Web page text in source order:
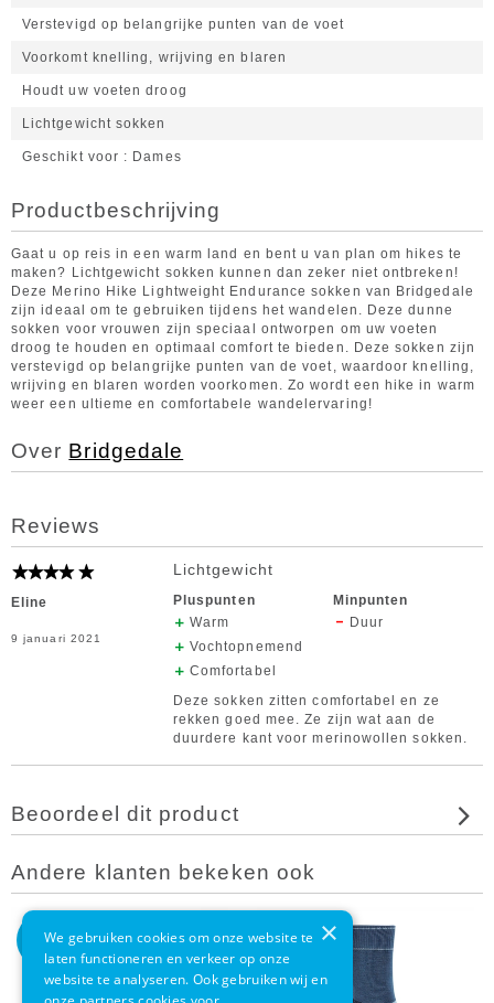
Verstevigd op belangrijke punten van de voet
Voorkomt knelling, wrijving en blaren
Houdt uw voeten droog
Lichtgewicht sokken
Geschikt voor Dames
Productbeschrijving
Gaat u op reis in een warm land en bent u van plan om hikes te
maken? Lichtgewicht sokken kunnen dan zeker niet ontbreken!
Deze Merino Hike Lightweight Endurance sokken van Bridgedale
zijn ideaal om te gebruiken tijdens het wandelen. Deze dunne
sokken voor vrouwen zijn speciaal ontworpen om uw voeten
droog te houden en optimaal comfort te bieden. Deze sokken zijn
verstevigd op belangrijke punten van de voet, waardoor knelling,
wrijving en blaren worden voorkomen. Zo wordt een hike in warm
weer een ultieme en comfortabele wandelervaring!
Over Bridgedale
Reviews
Eline
9 januari 2021
Lichtgewicht
Pluspunten
Warm
Vochtopnemend
Comfortabel
Minpunten
Duur
Deze sokken zitten comfortabel en ze
rekken goed mee. Ze zijn wat aan de
duurdere kant voor merinowollen sokken.
Beoordeel dit product
Andere klanten bekeken ook
2
stuks
×
We gebruiken cookies om onze website te
laten functioneren en verkeer op onze
website te analyseren. Ook gebruiken wij en